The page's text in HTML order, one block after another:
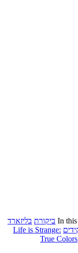
In ביקורת בליזארד
Life is Strange:
True Colors